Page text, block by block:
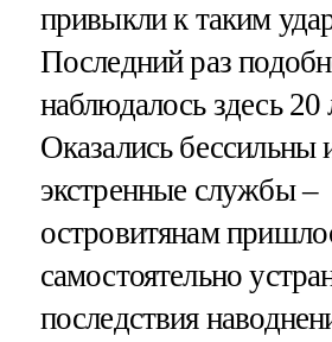
привыкли к таким
Последний раз
наблюдалось здесь 20
Оказались бессильны
экстренные службы –
островитянам
самостоятельно
последствия